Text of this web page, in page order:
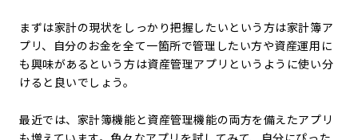
まずは家計の現状をしっかり把握したいという方は家計簿ア
プリ、自分のお金を全て一箇所で管理したい方や資産運用に
も興味があるという方は資産管理アプリというように使い分
けると良いでしょう。
最近では、家計簿機能と資産管理機能の両方を備えたアプリ